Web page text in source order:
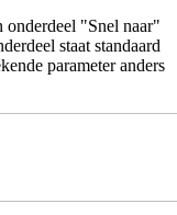
onderdeel "Snel naar"
staat standaard
parameter anders